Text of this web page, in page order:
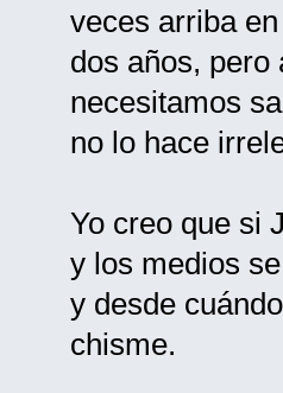
veces arriba
dos años, pero
necesitamos
no lo hace
Yo creo que si
y los medios
y desde
chisme.